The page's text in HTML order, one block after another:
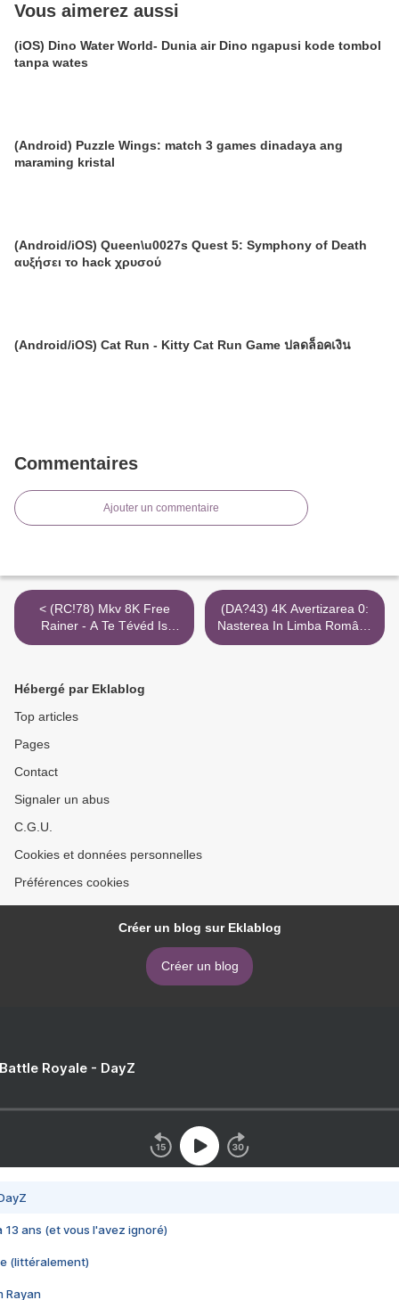
Vous aimerez aussi
(iOS) Dino Water World- Dunia air Dino ngapusi kode tombol
tanpa wates
(Android) Puzzle Wings: match 3 games dinadaya ang
maraming kristal
(Android/iOS) Queen\u0027s Quest 5: Symphony of Death
αυξήσει το hack χρυσού
(Android/iOS) Cat Run - Kitty Cat Run Game ปลดล็อคเงิน
Commentaires
Ajouter un commentaire
< (RC!78) Mkv 8K Free
Rainer - A Te Tévéd Is
Hazudik Filmnézés
(DA?43) 4K Avertizarea 0:
Nasterea In Limba Română
Mkv Gratuit Torrent >
Hébergé par Eklablog
Top articles
Pages
Contact
Signaler un abus
C.G.U.
Cookies et données personnelles
Préférences cookies
Créer un blog sur Eklablog
Créer un blog
Royale - DayZ
13 ans (et vous l'avez ignoré)
(littéralement)
Rayan